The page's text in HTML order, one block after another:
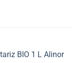
BIO 1 L Alinor